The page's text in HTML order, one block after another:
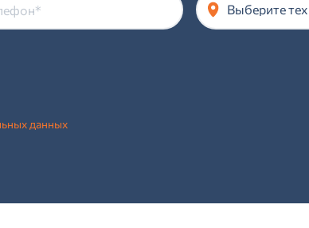
Выберите
данных